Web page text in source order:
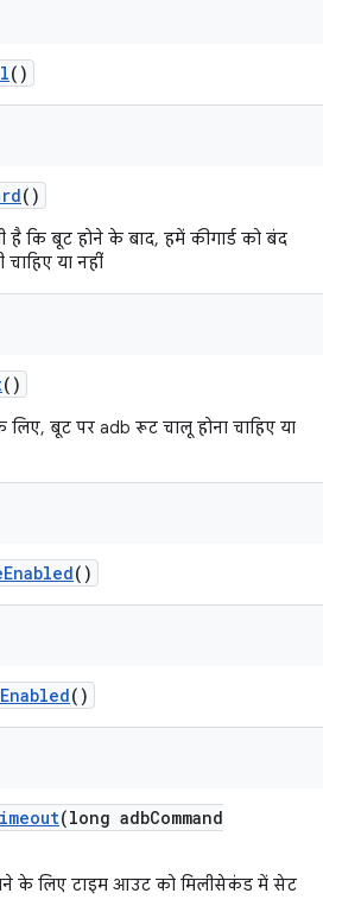
()
()
कि बूट होने के बाद, हमें कीगार्ड को बंद
या नहीं
()
बूट पर adb रूट चालू होना चाहिए या
Enabled()
Enabled()
(long adbCommand
के लिए टाइम आउट को मिलीसेकंड में सेट